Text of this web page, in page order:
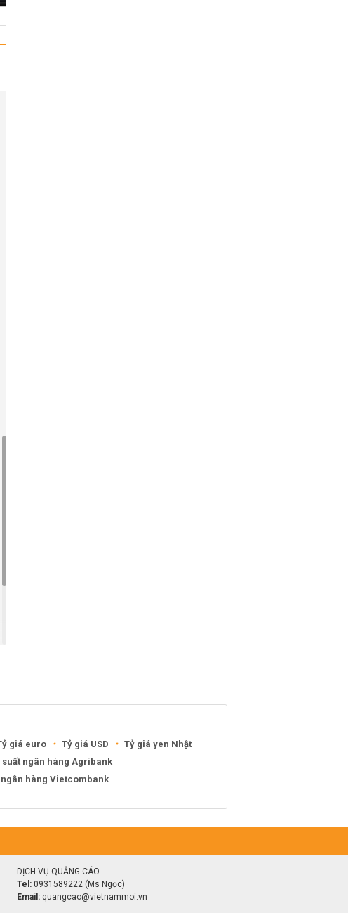
giá euro Tỷ giá USD
Tỷ giá yen Nhật
suất ngân hàng Agribank
ngân hàng Vietcombank
DỊCH VỤ QUẢNG CÁO
Tel: 0931589222 (Ms Ngọc)
Email: quangcao@vietnammoi.vn